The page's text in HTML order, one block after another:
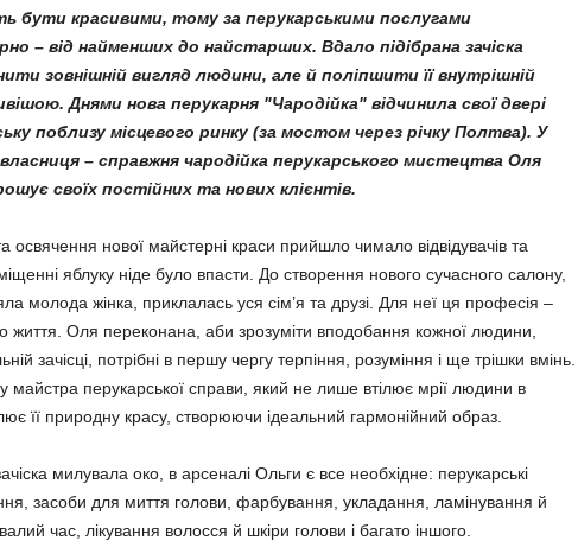
бути красивими, тому за перукарськими послугами
– від найменших до найстарших. Вдало підібрана зачіска
зовнішній вигляд людини, але й поліпшити її внутрішній
Днями нова перукарня "Чародійка" відчинила свої двері
поблизу місцевого ринку (за мостом через річку Полтва). У
– справжня чародійка перукарського мистецтва Оля
своїх постійних та нових клієнтів.
освячення нової майстерні краси прийшло чимало відвідувачів та
яблуку ніде було впасти. До створення нового сучасного салону,
молода жінка, приклалась уся сім’я та друзі. Для неї ця професія –
життя. Оля переконана, аби зрозуміти вподобання кожної людини,
зачісці, потрібні в першу чергу терпіння, розуміння і ще трішки вмінь.
майстра перукарської справи, який не лише втілює мрії людини в
її природну красу, створюючи ідеальний гармонійний образ.
милувала око, в арсеналі Ольги є все необхідне: перукарські
засоби для миття голови, фарбування, укладання, ламінування й
час, лікування волосся й шкіри голови і багато іншого.